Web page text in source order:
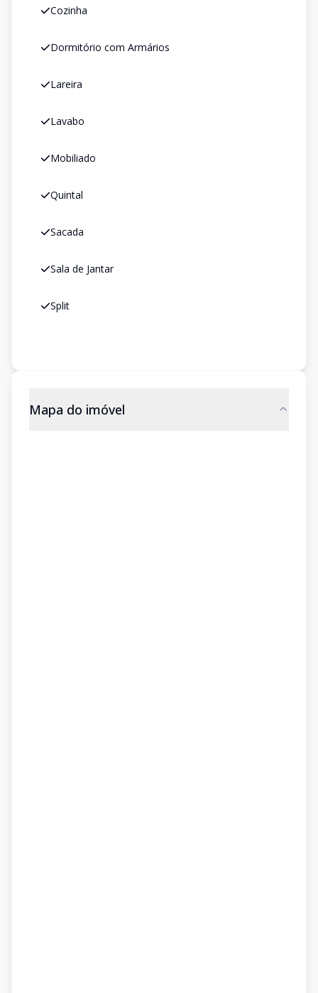
Cozinha
Dormitório com Armários
Lareira
Lavabo
Mobiliado
Quintal
Sacada
Sala de Jantar
Split
Mapa do imóvel